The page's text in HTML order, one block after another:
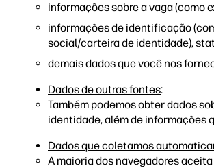
informações sobre a vaga (como
informações de identificação
social/carteira de identidade),
demais dados que você nos
Dados de outras fontes:
Também podemos obter dados
identidade, além de informações
Dados que coletamos
A maioria dos navegadores